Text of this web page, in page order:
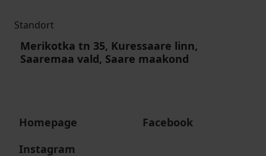
Standort
Merikotka tn 35, Kuressaare linn,
Saaremaa vald, Saare maakond
Homepage
Facebook
Instagram